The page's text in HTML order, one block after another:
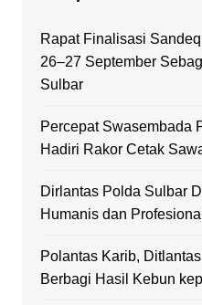
Rapat Finalisasi
26–27 September
Sulbar
Percepat Swasembada
Hadiri Rakor Cetak
Dirlantas Polda Sulbar
Humanis dan
Polantas Karib,
Berbagi Hasil Kebun